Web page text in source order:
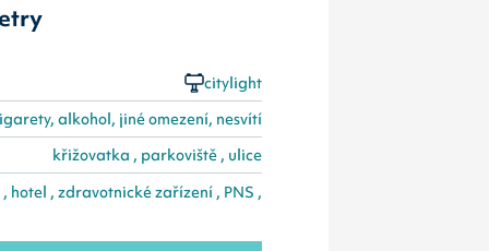
citylight
alkohol, jiné omezení, nesvítí
křižovatka , parkoviště , ulice
hotel , zdravotnické zařízení , PNS ,